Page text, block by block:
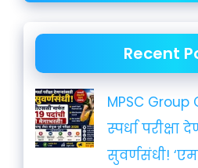
Recent
MPSC Group
स्पर्धा परीक्षा
सुवर्णसंधी!